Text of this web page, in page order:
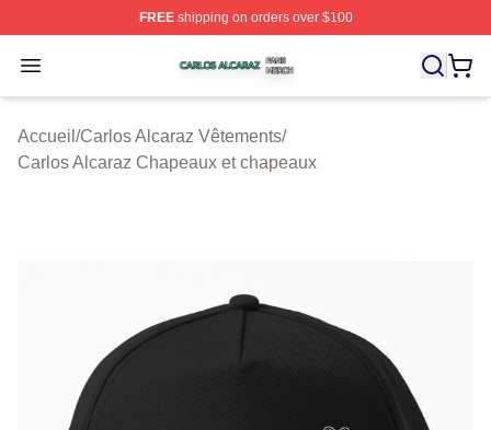
FREEshipping on orders over $100
Open menu
Carlos Alcaraz Shop ⚡️ Officially Licensed Carlos
Accueil /Carlos Alcaraz Vêtements/
Carlos Alcaraz Chapeaux et chapeaux